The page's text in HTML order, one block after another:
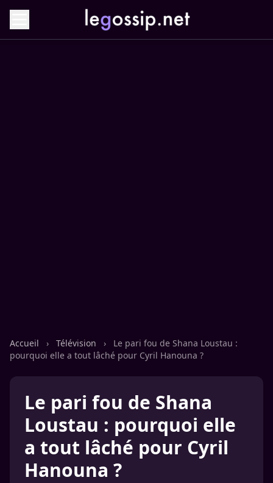
Accueil › Télévision ›
Le pari fou de Shana Loustau :
pourquoi elle a tout lâché pour Cyril Hanouna ?
Le pari fou de Shana
Loustau : pourquoi elle
a tout lâché pour Cyril
Hanouna ?